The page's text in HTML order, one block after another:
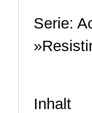
Serie:
Inhalt